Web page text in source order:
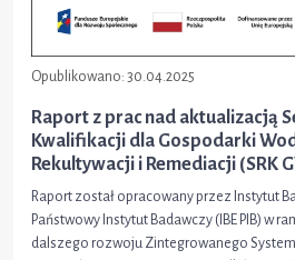
Opublikowano: 30.04.2025
Raport z prac nad aktualizacją
Kwalifikacji dla Gospodarki
Rekultywacji i Remediacji (SRK
Raport został opracowany przez Instytut
Państwowy Instytut Badawczy (IBE PIB) w
dalszego rozwoju Zintegrowanego